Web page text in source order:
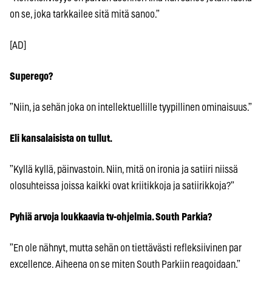
on se, joka tarkkailee sitä mitä sanoo.”
[AD]
Superego?
”Niin, ja sehän joka on intellektuellille tyypillinen ominaisuus.”
Eli kansalaisista on tullut.
”Kyllä kyllä, päinvastoin. Niin, mitä on ironia ja satiiri niissä
olosuhteissa joissa kaikki ovat kriitikkoja ja satiirikkoja?”
Pyhiä arvoja loukkaavia tv-ohjelmia. South Parkia?
”En ole nähnyt, mutta sehän on tiettävästi refleksiivinen par
excellence. Aiheena on se miten South Parkiin reagoidaan.”